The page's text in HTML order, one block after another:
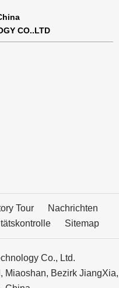
CO..LTD
Tour
Nachrichten
Sitemap
Co., Ltd.
Miaoshan, Bezirk JiangXia,